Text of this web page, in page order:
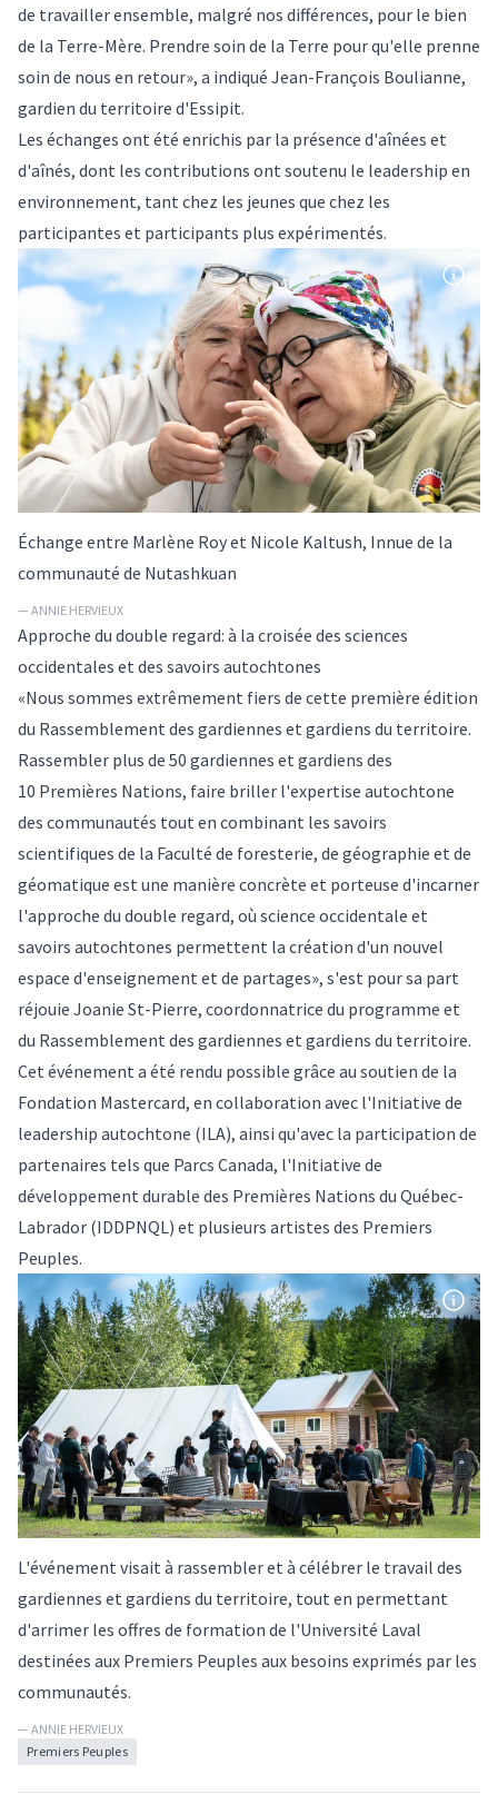
de travailler ensemble, malgré nos différences, pour le bien
de la Terre-Mère. Prendre soin de la Terre pour qu'elle prenne
soin de nous en retour», a indiqué Jean-François Boulianne,
gardien du territoire d'Essipit.
Les échanges ont été enrichis par la présence d'aînées et
d'aînés, dont les contributions ont soutenu le leadership en
environnement, tant chez les jeunes que chez les
participantes et participants plus expérimentés.
Échange entre Marlène Roy et Nicole Kaltush, Innue de la
communauté de Nutashkuan
— ANNIE HERVIEUX
Approche du double regard: à la croisée des sciences
occidentales et des savoirs autochtones
«Nous sommes extrêmement fiers de cette première édition
du Rassemblement des gardiennes et gardiens du territoire.
Rassembler plus de 50 gardiennes et gardiens des
10 Premières Nations, faire briller l'expertise autochtone
des communautés tout en combinant les savoirs
scientifiques de la Faculté de foresterie, de géographie et de
géomatique est une manière concrète et porteuse d'incarner
l'approche du double regard, où science occidentale et
savoirs autochtones permettent la création d'un nouvel
espace d'enseignement et de partages», s'est pour sa part
réjouie Joanie St-Pierre, coordonnatrice du programme et
du Rassemblement des gardiennes et gardiens du territoire.
Cet événement a été rendu possible grâce au soutien de la
Fondation Mastercard, en collaboration avec l'Initiative de
leadership autochtone (ILA), ainsi qu'avec la participation de
partenaires tels que Parcs Canada, l'Initiative de
développement durable des Premières Nations du Québec-
Labrador (IDDPNQL) et plusieurs artistes des Premiers
Peuples.
L'événement visait à rassembler et à célébrer le travail des
gardiennes et gardiens du territoire, tout en permettant
d'arrimer les offres de formation de l'Université Laval
destinées aux Premiers Peuples aux besoins exprimés par les
communautés.
— ANNIE HERVIEUX
Premiers Peuples